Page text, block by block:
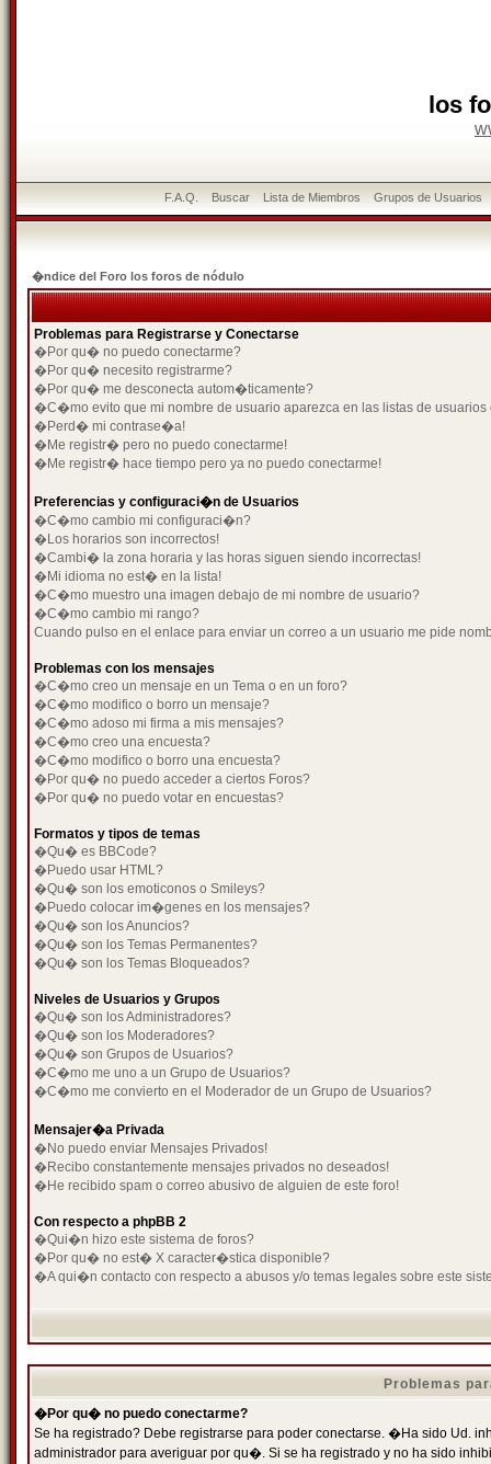
los
F.A.Q. Buscar Lista de Miembros Grupos de Usuarios
�ndice del Foro los foros de nódulo
Problemas para Registrarse y Conectarse
�Por qu� no puedo conectarme?
�Por qu� necesito registrarme?
�Por qu� me desconecta autom�ticamente?
�C�mo evito que mi nombre de usuario aparezca en las listas de usuarios
�Perd� mi contrase�a!
�Me registr� pero no puedo conectarme!
�Me registr� hace tiempo pero ya no puedo conectarme!
Preferencias y configuraci�n de Usuarios
�C�mo cambio mi configuraci�n?
�Los horarios son incorrectos!
�Cambi� la zona horaria y las horas siguen siendo incorrectas!
�Mi idioma no est� en la lista!
�C�mo muestro una imagen debajo de mi nombre de usuario?
�C�mo cambio mi rango?
Cuando pulso en el enlace para enviar un correo a un usuario me pide
Problemas con los mensajes
�C�mo creo un mensaje en un Tema o en un foro?
�C�mo modifico o borro un mensaje?
�C�mo adoso mi firma a mis mensajes?
�C�mo creo una encuesta?
�C�mo modifico o borro una encuesta?
�Por qu� no puedo acceder a ciertos Foros?
�Por qu� no puedo votar en encuestas?
Formatos y tipos de temas
�Qu� es BBCode?
�Puedo usar HTML?
�Qu� son los emoticonos o Smileys?
�Puedo colocar im�genes en los mensajes?
�Qu� son los Anuncios?
�Qu� son los Temas Permanentes?
�Qu� son los Temas Bloqueados?
Niveles de Usuarios y Grupos
�Qu� son los Administradores?
�Qu� son los Moderadores?
�Qu� son Grupos de Usuarios?
�C�mo me uno a un Grupo de Usuarios?
�C�mo me convierto en el Moderador de un Grupo de Usuarios?
Mensajer�a Privada
�No puedo enviar Mensajes Privados!
�Recibo constantemente mensajes privados no deseados!
�He recibido spam o correo abusivo de alguien de este foro!
Con respecto a phpBB 2
�Qui�n hizo este sistema de foros?
�Por qu� no est� X caracter�stica disponible?
�A qui�n contacto con respecto a abusos y/o temas legales sobre este
Problemas
�Por qu� no puedo conectarme?
Se ha registrado? Debe registrarse para poder conectarse. �Ha sido Ud.
administrador para averiguar por qu�. Si se ha registrado y no ha sido